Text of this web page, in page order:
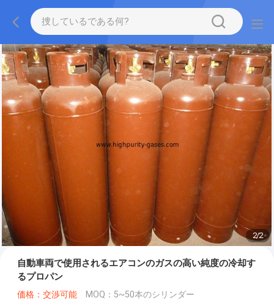
2/2
自動車両で使用されるエアコンのガスの高い純度の冷却す
るプロパン
価格：交渉可能 MOQ：5~50本のシリンダー